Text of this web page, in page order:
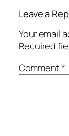
Leave a
Your email
Required
Comment*